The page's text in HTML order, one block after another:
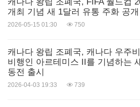
개최 기념 새 1달러 유통 주화 공개
2026-05-15 01:30 750
캐나다 왕립 조폐국, 캐나다 우주
비행인 아르테미스 II를 기념하는
동전 출시
2026-04-03 19:33 739